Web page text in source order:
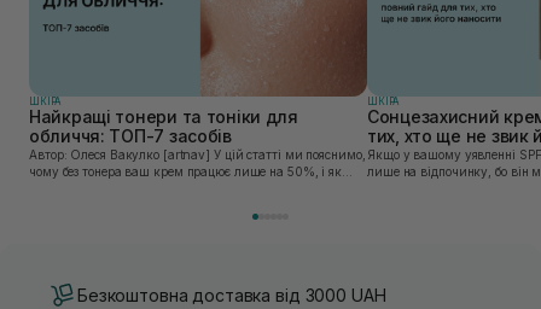
ШКIРА
Найкращі тонери та тоніки для
обличчя: ТОП-7 засобів
Автор: Олеся Вакулко [artnav] У цій статті ми пояснимо,
чому без тонера ваш крем працює лише на 50%, і як
ШКIРА
Сонцезахисний
тих, хто ще не звик
Якщо у вашому уявленні
лише на відпочинку, бо він
Безкоштовна доставка від 3000 UAH